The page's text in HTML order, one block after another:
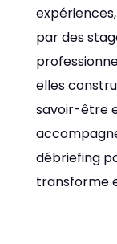
par des
elles
savoir-être
débriefing
transforme